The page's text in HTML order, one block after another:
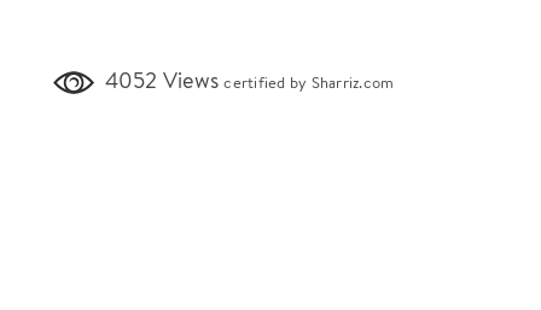
4052 Viewscertified by Sharriz.com